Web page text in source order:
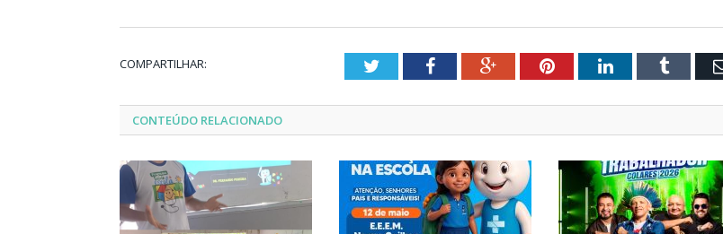
COMPARTILHAR: TwitterFacebookGoogle+PinterestLinkedInTumblr
CONTEÚDO RELACIONADO